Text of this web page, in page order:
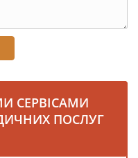
СЕРВІСАМИ
ПОСЛУГ